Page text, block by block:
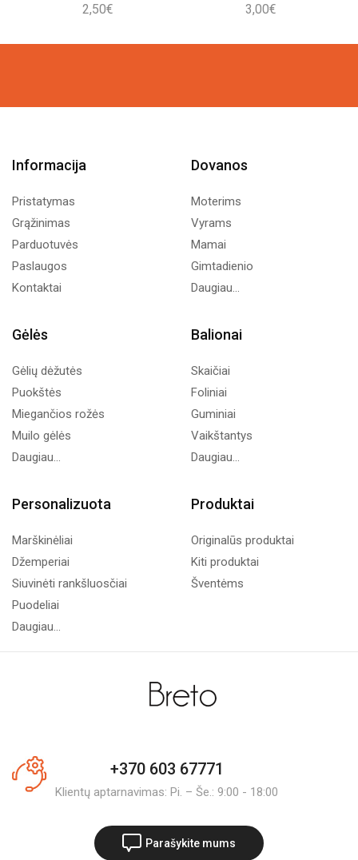
2,50€ 3,00€
Informacija
Pristatymas
Grąžinimas
Parduotuvės
Paslaugos
Kontaktai
Dovanos
Moterims
Vyrams
Mamai
Gimtadienio
Daugiau...
Gėlės
Gėlių dėžutės
Puokštės
Miegančios rožės
Muilo gėlės
Daugiau...
Balionai
Skaičiai
Foliniai
Guminiai
Vaikštantys
Daugiau...
Personalizuota
Marškinėliai
Džemperiai
Siuvinėti rankšluosčiai
Puodeliai
Daugiau...
Produktai
Originalūs produktai
Kiti produktai
Šventėms
+370 603 67771
Klientų aptarnavimas: Pi. – Še.: 9:00 - 18:00
Parašykite mums